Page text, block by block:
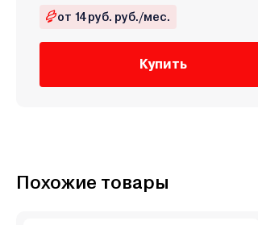
от 14 руб. руб./мес.
Купить
Похожие товары